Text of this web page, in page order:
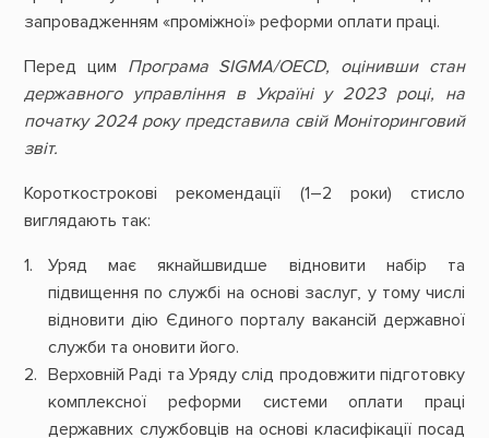
запровадженням «проміжної» реформи оплати праці.
Перед цим Програма SIGMA/OECD, оцінивши стан
державного управління в Україні у 2023 році, на
початку 2024 року представила свій Моніторинговий
звіт.
Короткострокові рекомендації (1–2 роки) стисло
виглядають так:
Уряд має якнайшвидше відновити набір та
підвищення по службі на основі заслуг, у тому числі
відновити дію Єдиного порталу вакансій державної
служби та оновити його.
Верховній Раді та Уряду слід продовжити підготовку
комплексної реформи системи оплати праці
державних службовців на основі класифікації посад